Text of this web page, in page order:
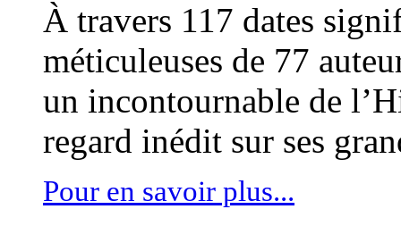
À travers 117 dates
méticuleuses de 77
un incontournable de
regard inédit sur ses
Pour en savoir plus...